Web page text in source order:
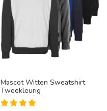
Mascot Witten Sweatshirt
Tweekleurig